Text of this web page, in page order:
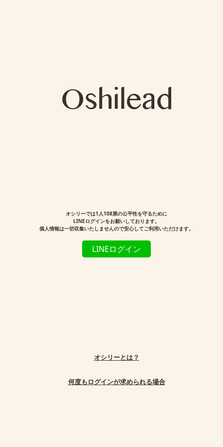
Oshilead
オシリーでは1人108票の公平性を守るために
LINEログインをお願いしております。
個人情報は一切収集いたしませんので安心してご利用いただけます。
LINEログイン
オシリーとは？
何度もログインが求められる場合